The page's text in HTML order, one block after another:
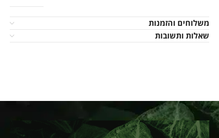
משלוחים והזמנות
שאלות ותשובות